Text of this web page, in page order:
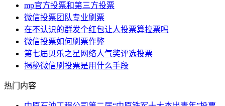
mp官方投票和第三方投票
微信投票团队专业刷票
在不认识的群发个红包让人投票算拉票吗
微信投票如何刷票作弊
第七届贝乐之星网络人气奖评选投票
揭秘微信刷投票是用什么手段
热门内容